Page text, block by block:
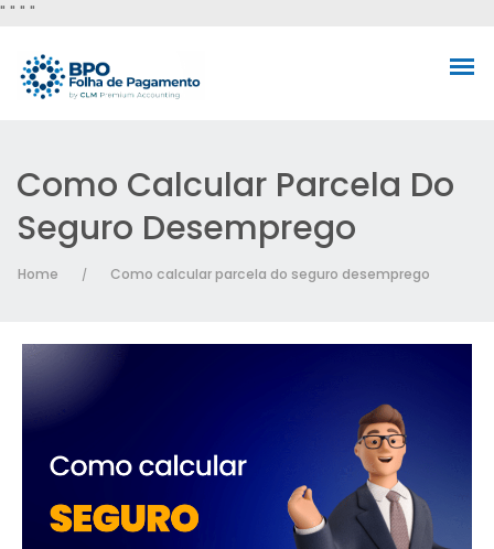
" " " "
Como Calcular Parcela Do
Seguro Desemprego
Home / Como calcular parcela do seguro desemprego